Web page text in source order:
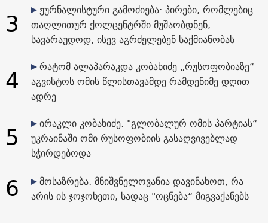
3
ჟურნალისტური გამოძიება: პირები, რომლებიც
თაღლითურ ქოლცენტრში მუშაობდნენ,
სავარაუდოდ, ისევ აგრძელებენ საქმიანობას
4
რატომ ალაპარაკდა კობახიძე „რუსოფობიაზე“
აგვისტოს ომის წლისთავამდე რამდენიმე დღით
ადრე
5
ირაკლი კობახიძე: "გლობალურ ომის პარტიას“
უკრაინაში ომი რუსოფობიის გასაღვივებლად
სჭირდებოდა
6
მოსაზრება: მნიშვნელოვანია დავინახოთ, რა
არის ის ჯოჯოხეთი, სადაც "ოცნება“ მიგვაქანებს